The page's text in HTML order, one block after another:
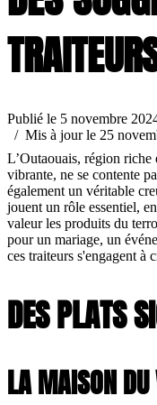
Publié le 5 novembre
/ Mis à jour le 25
L’Outaouais, région riche
vibrante, ne se contente
également un véritable
jouent un rôle essentiel,
valeur les produits du
pour un mariage, un
ces traiteurs s'engagent à
DES PLATS
LA MAISON DU